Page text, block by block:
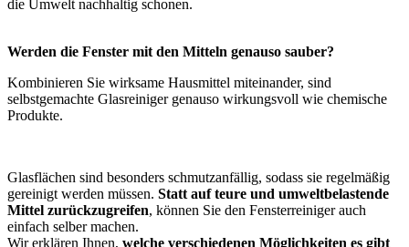
die Umwelt nachhaltig schonen.
Werden die Fenster mit den Mitteln genauso sauber?
Kombinieren Sie wirksame Hausmittel miteinander, sind
selbstgemachte Glasreiniger genauso wirkungsvoll wie chemische
Produkte.
Glasflächen sind besonders schmutzanfällig, sodass sie regelmäßig
gereinigt werden müssen. Statt auf teure und umweltbelastende
Mittel zurückzugreifen, können Sie den Fensterreiniger auch
einfach selber machen.
Wir erklären Ihnen, welche verschiedenen Möglichkeiten es gibt